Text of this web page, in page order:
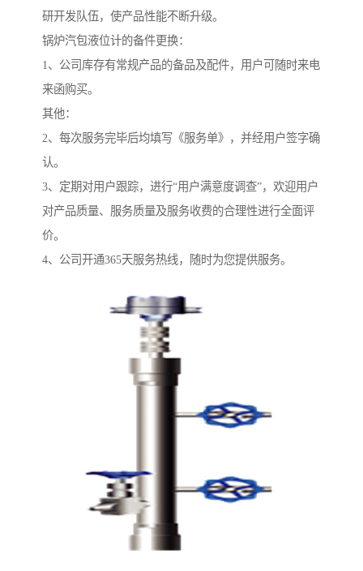
研开发队伍，使产品性能不断升级。
锅炉汽包液位计的备件更换：
1、公司库存有常规产品的备品及配件，用户可随时来电
来函购买。
其他：
2、每次服务完毕后均填写《服务单》，并经用户签字确
认。
3、定期对用户跟踪，进行“用户满意度调查”，欢迎用户
对产品质量、服务质量及服务收费的合理性进行全面评
价。
4、公司开通365天服务热线，随时为您提供服务。